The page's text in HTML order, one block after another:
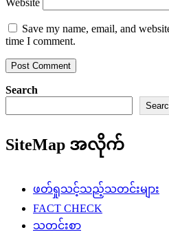
Save my name, email, and
time I comment.
Search
SiteMap အလိုက်
ဖတ်ရှုသင့်သည့်သတင်းများ
FACT CHECK
သတင်းစာ